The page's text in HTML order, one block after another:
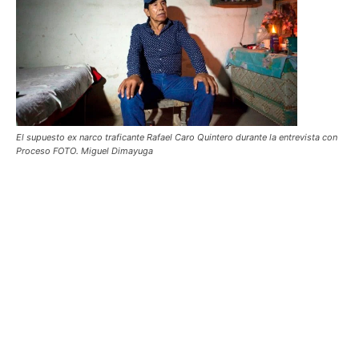
El supuesto ex narco traficante Rafael Caro Quintero durante la entrevista con
Proceso FOTO. Miguel Dimayuga